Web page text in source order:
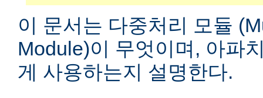
이 문서는 다중처리 모듈
Module)이 무엇이며, 아파
게 사용하는지 설명한다.